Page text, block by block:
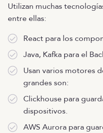
Utilizan muchas
entre ellas:
React para los
Java, Kafka para el
Usan varios motores
grandes son:
Clickhouse para
dispositivos.
AWS Aurora para